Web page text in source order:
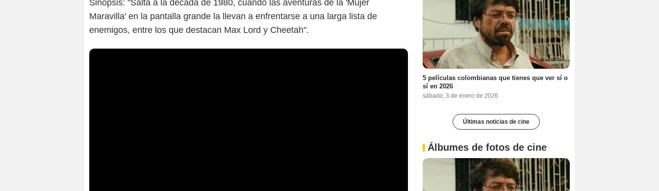
Sinopsis: "Salta a la década de 1980, cuando las aventuras de la 'Mujer
Maravilla' en la pantalla grande la llevan a enfrentarse a una larga lista de
enemigos, entre los que destacan Max Lord y Cheetah".
5 películas colombianas que tienes que ver sí o
sí en 2026
sábado, 3 de enero de 2026
Últimas noticias de cine
Álbumes de fotos de cine